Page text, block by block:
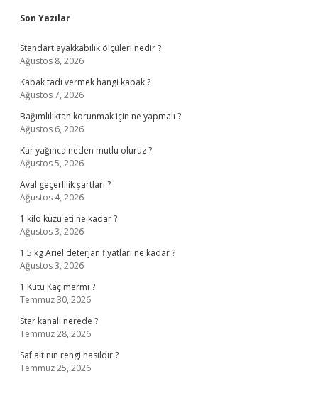
Sidebar
Son Yazılar
Standart ayakkabılık ölçüleri nedir ?
Ağustos 8, 2026
Kabak tadı vermek hangi kabak ?
Ağustos 7, 2026
Bağımlılıktan korunmak için ne yapmalı ?
Ağustos 6, 2026
Kar yağınca neden mutlu oluruz ?
Ağustos 5, 2026
Aval geçerlilik şartları ?
Ağustos 4, 2026
1 kilo kuzu eti ne kadar ?
Ağustos 3, 2026
1.5 kg Ariel deterjan fiyatları ne kadar ?
Ağustos 3, 2026
1 Kutu Kaç mermi ?
Temmuz 30, 2026
Star kanalı nerede ?
Temmuz 28, 2026
Saf altının rengi nasıldır ?
Temmuz 25, 2026